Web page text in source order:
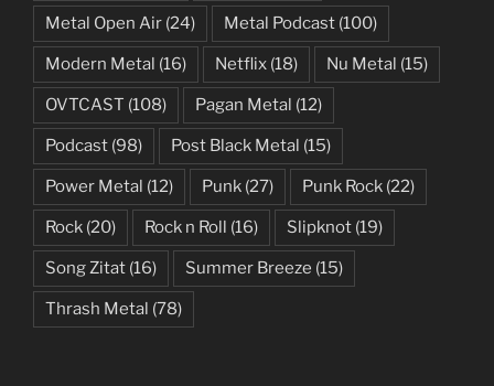
Metal Open Air (24) Metal Podcast (100)
Modern Metal (16) Netflix (18) Nu Metal (15)
OVTCAST (108) Pagan Metal (12)
Podcast (98) Post Black Metal (15)
Power Metal (12) Punk (27) Punk Rock (22)
Rock (20) Rock n Roll (16) Slipknot (19)
Song Zitat (16) Summer Breeze (15)
Thrash Metal (78)